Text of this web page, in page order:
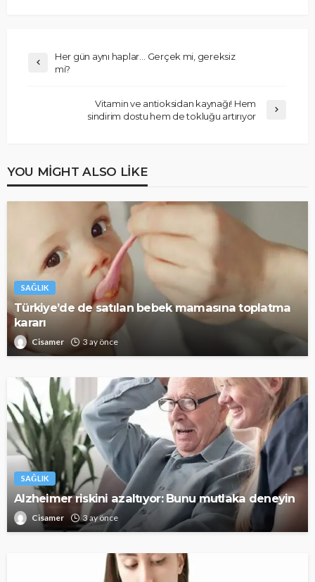
Her gün aynı haplar… Gerçek mi, gereksiz
mi?
Vitamin ve antioksidan kaynağı! Hem
sindirim dostu hem de tokluğu artırıyor
YOU MIGHT ALSO LIKE
SAĞLIK
Türkiye’de de satılan bebek mamasına toplatma
kararı
Cisamer 3 ay önce
SAĞLIK
Alzheimer riskini azaltıyor: Bunu mutlaka deneyin
Cisamer 3 ay önce